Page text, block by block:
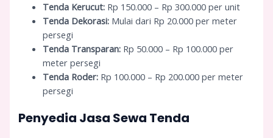
Tenda Kerucut: Rp 150.000 – Rp 300.000 per unit
Tenda Dekorasi: Mulai dari Rp 20.000 per meter
persegi
Tenda Transparan: Rp 50.000 – Rp 100.000 per
meter persegi
Tenda Roder: Rp 100.000 – Rp 200.000 per meter
persegi
Penyedia Jasa Sewa Tenda